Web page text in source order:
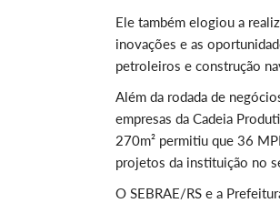
Ele também elogiou a
inovações e as
petroleiros e construção
Além da rodada de
empresas da Cadeia
270m² permitiu que 36
projetos da instituição no
O SEBRAE/RS e a